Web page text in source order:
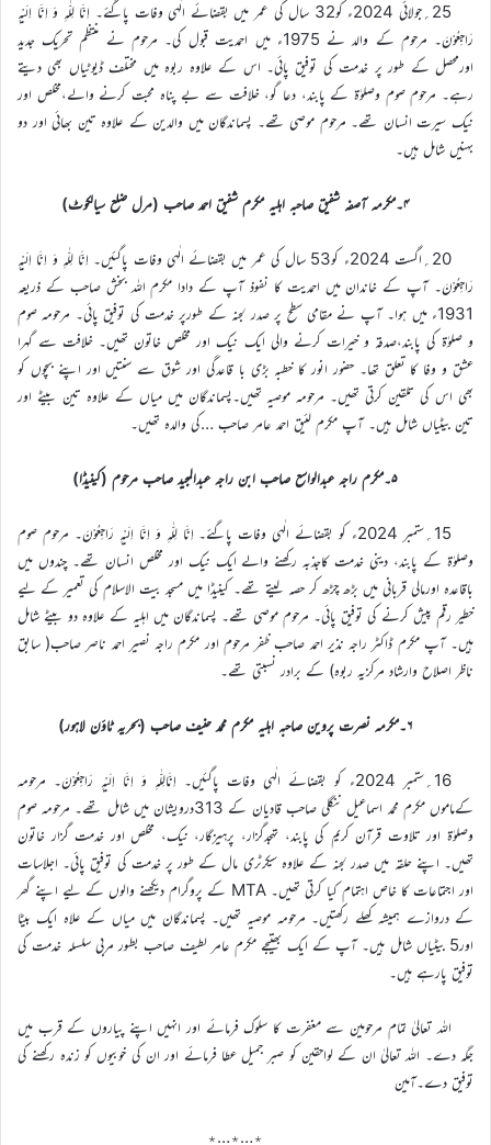
25؍جولائی 2024ء کو32 سال کی عمر میں بقضائے الٰہی وفات پاگئے۔ اِنَّا لِلّٰہِ وَ اِنَّا اِلَیْہِ
رَاجِعُوْنَ۔ مرحوم کے والد نے 1975ء میں احمدیت قبول کی۔ مرحوم نے منتظم تحریک جدید
اورمحصل کے طور پر خدمت کی توفیق پائی۔ اس کے علاوہ ربوہ میں مختلف ڈیوٹیاں بھی دیتے
رہے۔ مرحوم صوم وصلوٰۃ کے پابند، دعا گو، خلافت سے بے پناہ محبت کرنے والے،مخلص اور
نیک سیرت انسان تھے۔ مرحوم موصی تھے۔ پسماندگان میں والدین کے علاوہ تین بھائی اور دو
بہنیں شامل ہیں۔
۴۔مکرمہ آصفہ شفیق صاحبہ اہلیہ مکرم شفیق احمد صاحب (مرل ضلع سیالکوٹ)
20؍اگست 2024ء کو53 سال کی عمر میں بقضائے الٰہی وفات پاگئیں۔ اِنَّا لِلّٰہِ وَ اِنَّا اِلَیْہِ
رَاجِعُوْنَ۔ آپ کے خاندان میں احمدیت کا نفوذ آپ کے دادا مکرم اللہ بخش صاحب کے ذریعہ
1931ء میں ہوا۔ آپ نے مقامی سطح پر صدر لجنہ کے طورپر خدمت کی توفیق پائی۔ مرحومہ صوم
و صلوٰۃ کی پابند،صدقہ و خیرات کرنے والی ایک نیک اور مخلص خاتون تھیں۔ خلافت سے گہرا
عشق و وفا کا تعلق تھا۔ حضور انور کا خطبہ بڑی با قاعدگی اور شوق سے سنتیں اور اپنے بچوں کو
بھی اس کی تلقین کرتی تھیں۔ مرحومہ موصیہ تھیں۔پسماندگان میں میاں کے علاوہ تین بیٹے اور
تین بیٹیاں شامل ہیں۔ آپ مکرم لئیق احمد عامر صاحب …کی والدہ تھیں۔
۵۔مکرم راجہ عبدالواسع صاحب ابن راجہ عبدالمجید صاحب مرحوم (کینیڈا)
15؍ستمبر 2024ء کو بقضائے الٰہی وفات پاگئے۔ اِنَّا لِلّٰہِ وَ اِنَّا اِلَیْہِ رَاجِعُوْنَ۔ مرحوم صوم
وصلوٰۃ کے پابند، دینی خدمت کاجذبہ رکھنے والے ایک نیک اور مخلص انسان تھے۔ چندوں میں
باقاعدہ اورمالی قربانی میں بڑھ چڑھ کر حصہ لیتے تھے۔ کینیڈا میں مسجد بیت الاسلام کی تعمیر کے لیے
خطیر رقم پیش کرنے کی توفیق پائی۔ مرحوم موصی تھے۔ پسماندگان میں اہلیہ کے علاوہ دو بیٹے شامل
ہیں۔ آپ مکرم ڈاکٹر راجہ نذیر احمد صاحب ظفر مرحوم اور مکرم راجہ نصیر احمد ناصر صاحب( سابق
ناظر اصلاح وارشاد مرکزیہ ربوہ) کے برادر نسبتی تھے۔
۶۔مکرمہ نصرت پروین صاحبہ اہلیہ مکرم محمد حنیف صاحب (بحریہ ٹاؤن لاہور)
16؍ستمبر 2024ء کو بقضائے الٰہی وفات پاگئیں۔ اِنَّالِلّٰہِ وَ اِنَّا اِلَیْہِ رَاجِعُوْنَ۔ مرحومہ
کےماموں مکرم محمد اسماعیل ننگلی صاحب قادیان کے 313درویشان میں شامل تھے۔ مرحومہ صوم
وصلوٰۃ اور تلاوت قرآن کریم کی پابند، تہجدگزار، پرہیزگار، نیک، مخلص اور خدمت گزار خاتون
تھیں۔ اپنے حلقہ میں صدر لجنہ کے علاوہ سیکرٹری مال کے طور پر خدمت کی توفیق پائی۔ اجلاسات
اور اجتماعات کا خاص اہتمام کیا کرتی تھیں۔ MTA کے پروگرام دیکھنے والوں کے لیے اپنے گھر
کے دروازے ہمیشہ کھلے رکھتیں۔ مرحومہ موصیہ تھیں۔ پسماندگان میں میاں کے علاہ ایک بیٹا
اور5 بیٹیاں شامل ہیں۔ آپ کے ایک بھتیجے مکرم عامر لطيف صاحب بطور مربی سلسلہ خدمت کی
توفیق پارہے ہیں۔
اللہ تعالیٰ تمام مرحومین سے مغفرت کا سلوک فرمائے اور انہیں اپنے پیاروں کے قرب میں
جگہ دے۔ اللہ تعالیٰ ان کے لواحقین کو صبر جمیل عطا فرمائے اور ان کی خوبیوں کو زندہ رکھنے کی
توفیق دے۔آمین
٭…٭…٭